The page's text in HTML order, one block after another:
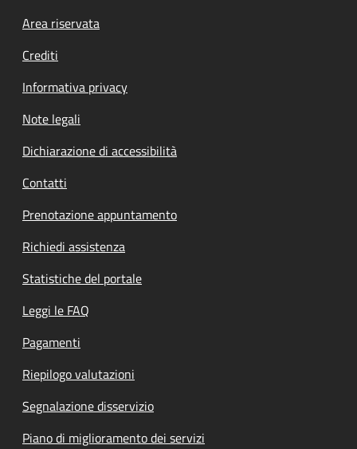
Footer menu
Area riservata
Crediti
Informativa privacy
Note legali
Dichiarazione di accessibilità
Contatti
Prenotazione appuntamento
Richiedi assistenza
Statistiche del portale
Leggi le FAQ
Pagamenti
Riepilogo valutazioni
Segnalazione disservizio
Piano di miglioramento dei servizi